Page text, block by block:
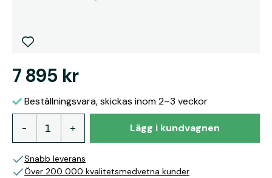
7 895 kr
Beställningsvara, skickas inom 2–3 veckor
Lägg i kundvagnen
Snabb leverans
Över 200 000 kvalitetsmedvetna kunder